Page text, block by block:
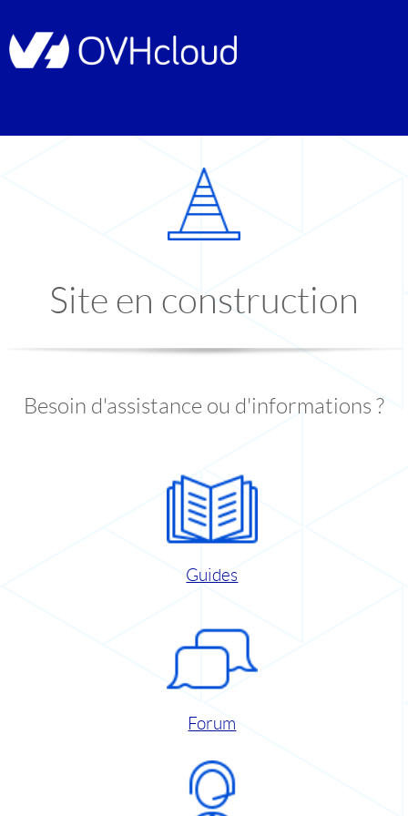
Site en construction
Besoin d'assistance ou d'informations ?
Guides
Forum